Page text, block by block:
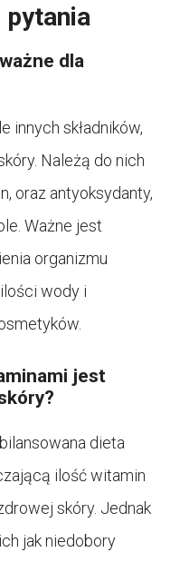
pytania
dla
innych składników,
Należą do nich
oraz antyoksydanty,
Ważne jest
organizmu
wody i
jest
dieta
ilość witamin
skóry. Jednak
jak niedobory